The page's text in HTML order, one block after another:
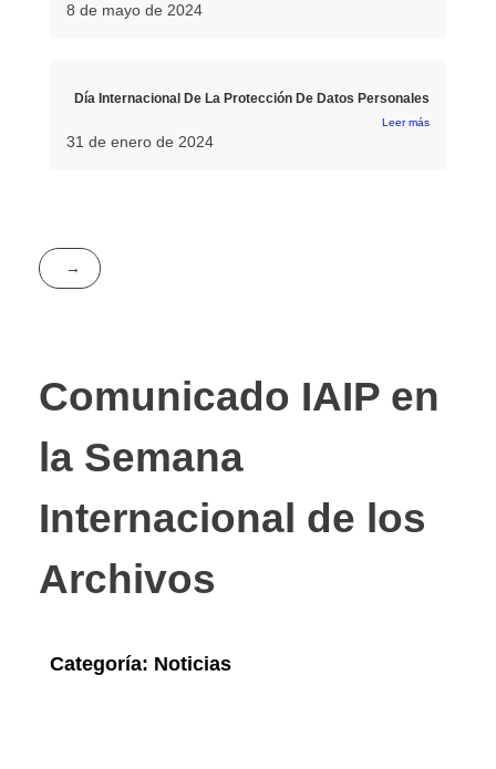
8 de mayo de 2024
Día Internacional De La Protección De Datos Personales
Leer más
31 de enero de 2024
Comunicado IAIP en
la Semana
Internacional de los
Archivos
Categoría: Noticias